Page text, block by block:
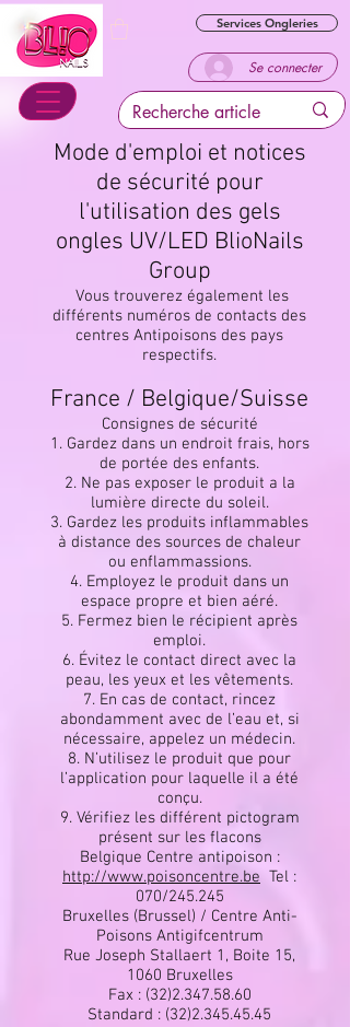
Se connecter
Services Ongleries
Mode d'emploi et notices
de sécurité pour
l'utilisation des gels
ongles UV/LED BlioNails
Group
Vous trouverez également les
différents numéros de contacts des
centres Antipoisons des pays
respectifs.
France / Belgique/Suisse
Consignes de sécurité
1. Gardez dans un endroit frais, hors
de portée des enfants.
2. Ne pas exposer le produit a la
lumière directe du soleil.
3. Gardez les produits inflammables
à distance des sources de chaleur
ou enflammassions.
4. Employez le produit dans un
espace propre et bien aéré.
5. Fermez bien le récipient après
emploi.
6. Évitez le contact direct avec la
peau, les yeux et les vêtements.
7. En cas de contact, rincez
abondamment avec de l’eau et, si
nécessaire, appelez un médecin.
8. N’utilisez le produit que pour
l’application pour laquelle il a été
conçu.
9. Vérifiez les différent pictogram
présent sur les flacons
Belgique Centre antipoison :
http://www.poisoncentre.be Tel :
070/245.245
Bruxelles (Brussel) / Centre Anti-
Poisons Antigifcentrum
Rue Joseph Stallaert 1, Boite 15,
1060 Bruxelles
Fax : (32)2.347.58.60
Standard : (32)2.345.45.45